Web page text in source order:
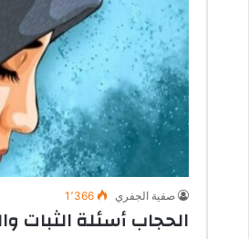
صفية الجفري 1٬366
الحجاب أسئلة الثبات